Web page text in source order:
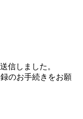
信しました。
のお手続きをお願